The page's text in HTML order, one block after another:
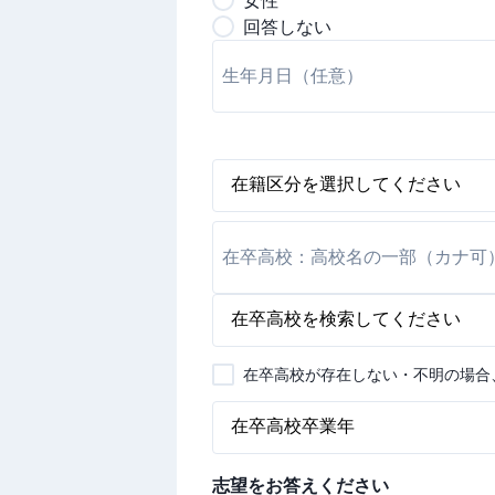
回答しない
在卒高校が存在しない・不明の場
志望をお答えください